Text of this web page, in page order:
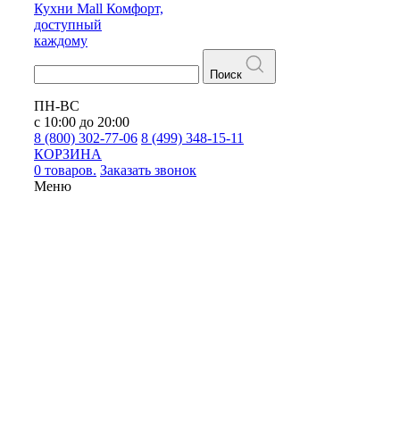
Кухни Mall Комфорт,
доступный
каждому
Поиск
ПН-ВС
с 10:00 до 20:00
8 (800) 302-77-06 8 (499) 348-15-11
КОРЗИНА
0 товаров. Заказать звонок
Меню